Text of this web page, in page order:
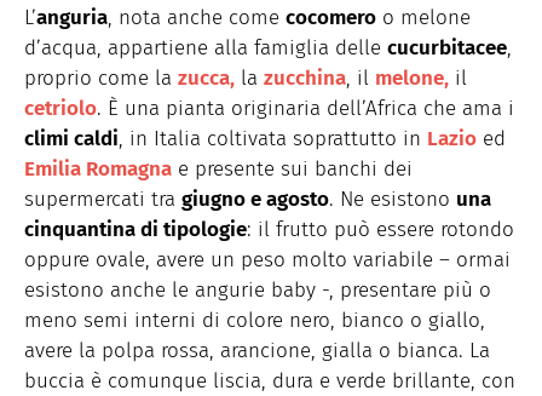
L’anguria, nota anche come cocomero o melone
d’acqua, appartiene alla famiglia delle cucurbitacee,
proprio come la zucca, la zucchina, il melone, il
cetriolo. È una pianta originaria dell’Africa che ama i
climi caldi, in Italia coltivata soprattutto in Lazio ed
Emilia Romagna e presente sui banchi dei
supermercati tra giugno e agosto. Ne esistono una
cinquantina di tipologie: il frutto può essere rotondo
oppure ovale, avere un peso molto variabile – ormai
esistono anche le angurie baby -, presentare più o
meno semi interni di colore nero, bianco o giallo,
avere la polpa rossa, arancione, gialla o bianca. La
buccia è comunque liscia, dura e verde brillante, con